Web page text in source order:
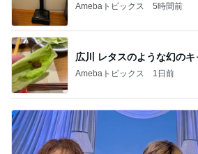
Amebaトピックス 5時間前
広川 レタスのような幻のキ
Amebaトピックス 1日前